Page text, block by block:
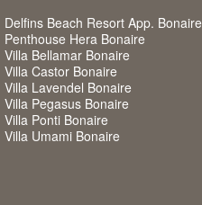
Delfins Beach Resort App. Bonaire
Penthouse Hera Bonaire
Villa Bellamar Bonaire
Villa Castor Bonaire
Villa Lavendel Bonaire
Villa Pegasus Bonaire
Villa Ponti Bonaire
Villa Umami Bonaire